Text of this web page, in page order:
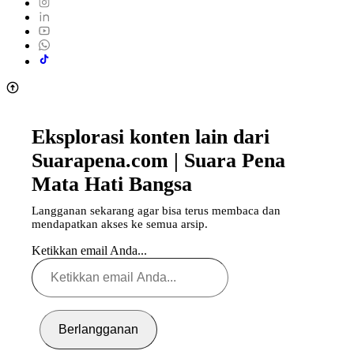
Eksplorasi konten lain dari
Suarapena.com | Suara Pena
Mata Hati Bangsa
Langganan sekarang agar bisa terus membaca dan
mendapatkan akses ke semua arsip.
Ketikkan email Anda...
Berlangganan